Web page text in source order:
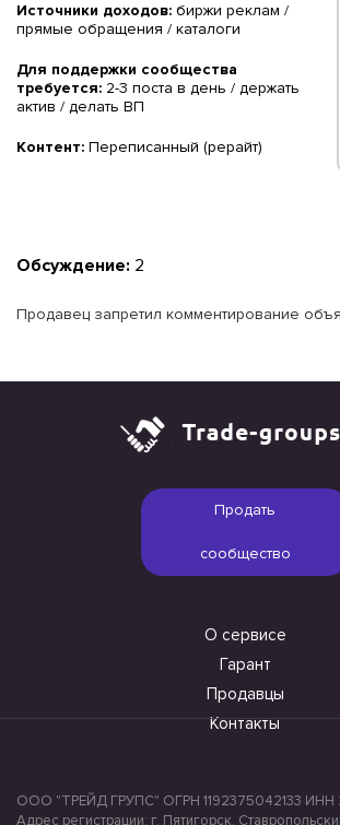
Источники доходов: биржи реклам /
прямые обращения / каталоги
Для поддержки сообщества
требуется: 2-3 поста в день / держать
актив / делать ВП
Контент: Переписанный (рерайт)
Обсуждение: 2
Продавец запретил комментирование
Продать
сообщество
О сервисе
Гарант
Продавцы
Контакты
ООО "ТРЕЙД ГРУПС" ОГРН 1192375042133 ИНН
Адрес регистрации: г. Пятигорск,